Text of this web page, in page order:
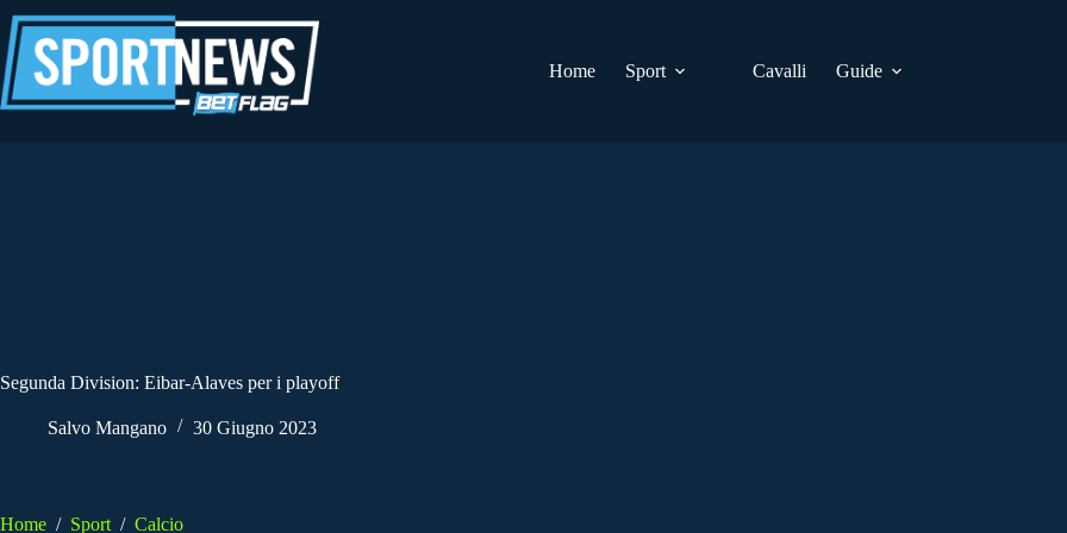
al
contenuto
Home
Sport Cavalli Guide
Segunda Division: Eibar-Alaves per i playoff
Salvo Mangano 30 Giugno 2023
Home / Sport / Calcio